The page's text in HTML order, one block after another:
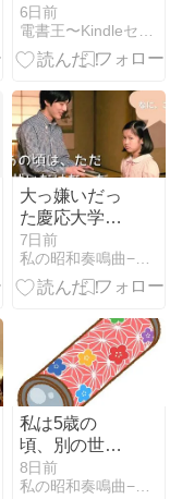
(8/4～)のフェ
ア一覧!!
「SAO」「狼
1000冊(8/13ま
で)
6日前
電書王〜Kindleセール情報の集まる場所〜
大っ嫌いだっ
た慶応大学の
家庭教師と星
の王子様
7日前
私の昭和奏鳴曲−Sonata （あんじぇりか文庫）
私は5歳の
頃、別の世界
の入口を探し
ていた
8日前
私の昭和奏鳴曲−Sonata （あんじぇりか文庫）